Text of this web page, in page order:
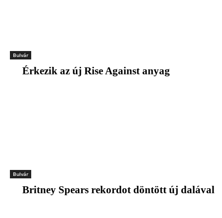
Bulvár
Érkezik az új Rise Against anyag
Bulvár
Britney Spears rekordot döntött új dalával